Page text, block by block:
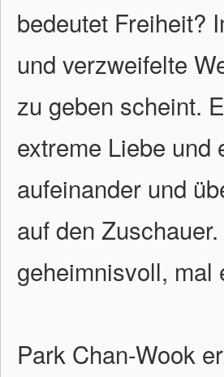
bedeutet Freiheit?
und verzweifelte
zu geben scheint.
extreme Liebe
aufeinander und
auf den
geheimnisvoll, mal
Park Chan-Wook